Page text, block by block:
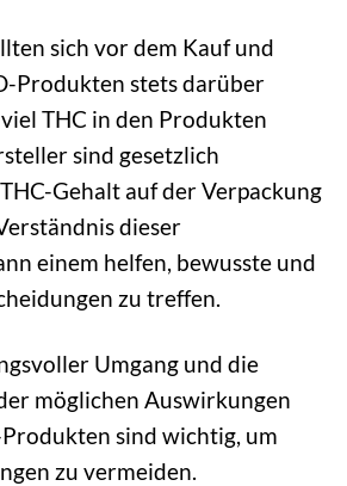
sich vor dem Kauf und
Produkten stets darüber
THC in den Produkten
sind gesetzlich
Gehalt auf der Verpackung
dieser
einem helfen, bewusste und
zu treffen.
Umgang und die
möglichen Auswirkungen
sind wichtig, um
zu vermeiden.